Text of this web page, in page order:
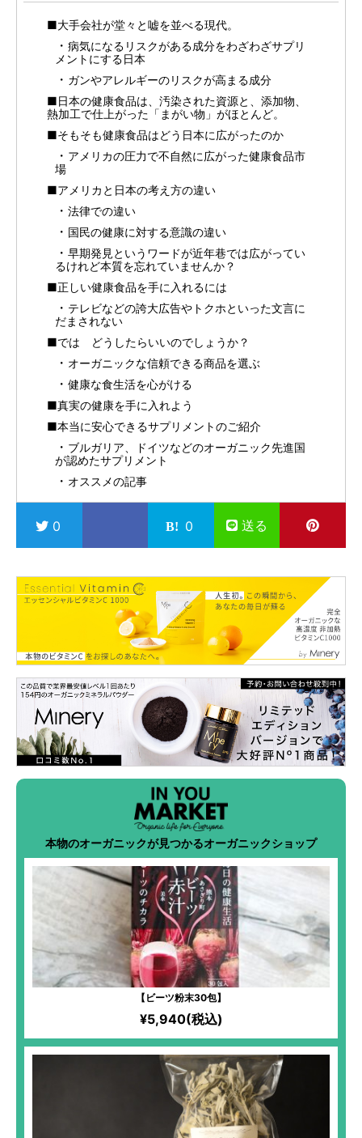
■大手会社が堂々と嘘を並べる現代。
病気になるリスクがある成分をわざわざサプリ
メントにする日本
ガンやアレルギーのリスクが高まる成分
■日本の健康食品は、汚染された資源と、添加物、
熱加工で仕上がった「まがい物」がほとんど。
■そもそも健康食品はどう日本に広がったのか
アメリカの圧力で不自然に広がった健康食品市
場
■アメリカと日本の考え方の違い
法律での違い
国民の健康に対する意識の違い
早期発見というワードが近年巷では広がってい
るけれど本質を忘れていませんか？
■正しい健康食品を手に入れるには
テレビなどの誇大広告やトクホといった文言に
だまされない
■では どうしたらいいのでしょうか？
オーガニックな信頼できる商品を選ぶ
健康な食生活を心がける
■真実の健康を手に入れよう
■本当に安心できるサプリメントのご紹介
ブルガリア、ドイツなどのオーガニック先進国
が認めたサプリメント
オススメの記事
0 0 送る
本物のオーガニックが見つかるオーガニックショップ
【ビーツ粉末30包】
¥5,940(税込)